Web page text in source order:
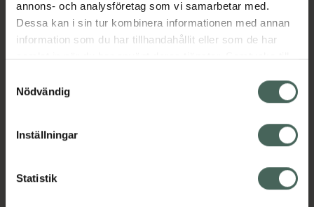
annons- och analysföretag som vi samarbetar med.
Dessa kan i sin tur kombinera informationen med annan
information som du har tillhandahållit eller som de har
samlat in när du har använt deras tjänster. Samtycke till
återkalla ditt samtycke via webbplatsens
cookieinställningar. Ett återkallat samtycke påverkar inte
lagligheten av behandling som skett innan återkallelsen.
Nödvändig
Inställningar
Statistik
05099151916099
syd till Lappland i norr, och online i mobilen och på